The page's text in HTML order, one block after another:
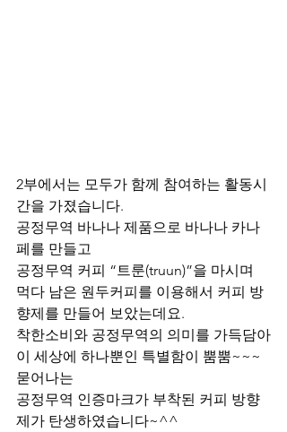
2부에서는 모두가 함께 참여하는 활동시
간을 가졌습니다.
공정무역 바나나 제품으로 바나나 카나
페를 만들고
공정무역 커피 “트룬(truun)”을 마시며
먹다 남은 원두커피를 이용해서 커피 방
향제를 만들어 보았는데요.
착한소비와 공정무역의 의미를 가득담아
이 세상에 하나뿐인 특별함이 뿜뿜~~~
묻어나는
공정무역 인증마크가 부착된 커피 방향
제가 탄생하였습니다~^^